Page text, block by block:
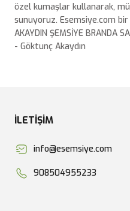
özel kumaşlar kullanarak,
sunuyoruz. Esemsiye.com bir
AKAYDIN ŞEMSİYE BRANDA
- Göktunç Akaydın
İLETİŞİM
info@esemsiye.com
908504955233